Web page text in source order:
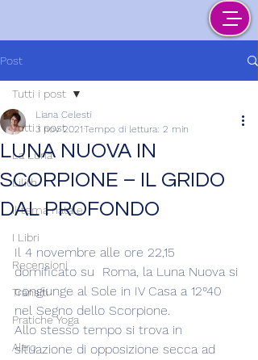
Post
Tutti i post
La Luna
Lilith
Il tema natale
I Libri
Recensioni
Transiti
Pratiche Yoga
Altro
Tutti i post
LUNA NUOVA IN
SCORPIONE – IL GRIDO
DAL PROFONDO
Liana Celesti
3 nov 2021Tempo di lettura: 2 min
Il 4 novembre alle ore 22,15
domificato su  Roma, la Luna Nuova si
congiunge al Sole in IV Casa a 12°40
nel Segno dello Scorpione.
Allo stesso tempo si trova in
situazione di opposizione secca ad